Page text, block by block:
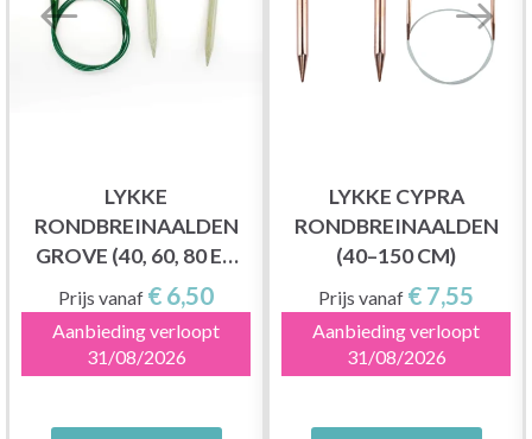
LYKKE
RONDBREINAALDEN
GROVE (40, 60, 80 EN
100 CM)
Prijs vanaf € 6,50
Aanbieding verloopt
31/08/2026
LYKKE CYPRA
RONDBREINAALDEN
(40–150 CM)
Prijs vanaf € 7,55
Aanbieding verloopt
31/08/2026